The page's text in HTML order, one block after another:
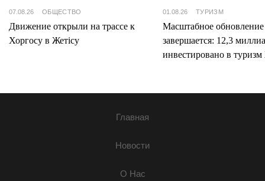
07.08.26 ОБЩЕСТВО
Движение открыли на трассе к
Хоргосу в Жетісу
01.08.26 ТУРИЗМ
Масштабное
завершается: 12,3
инвестировано в туризм
Главная
Новости
О Нас